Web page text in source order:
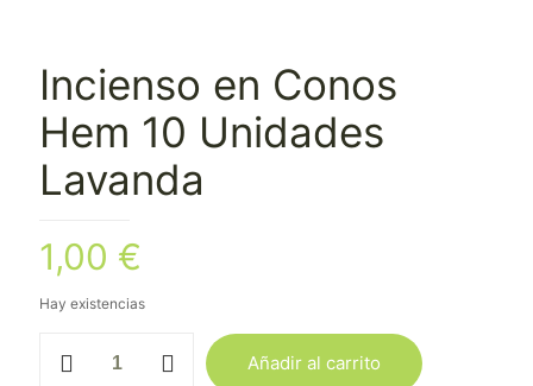
Incienso en Conos
Hem 10 Unidades
Lavanda
1,00 €
Hay existencias
Añadir al carrito